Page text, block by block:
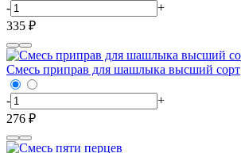
-
+
335 ₽
Смесь приправ для шашлыка высший сорт
-
+
276 ₽